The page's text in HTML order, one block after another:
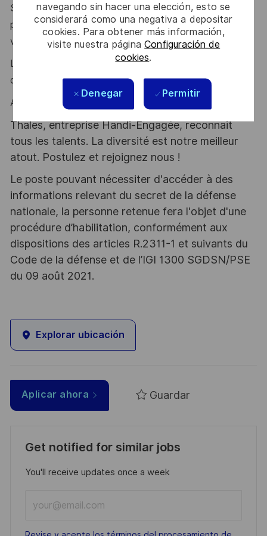
navegando sin hacer una elección, esto se
considerará como una negativa a depositar
cookies. Para obtener más información,
visite nuestra páginaConfiguración de
cookies.
Denegar Permitir
Si vous aimez les défis techniques, apprendre en
permanence et travailler avec des experts passionnés,
vous êtes au bon endroit.
La maitrise de l'
, larigueur
des atouts que l'on vous reconnait ?
Alors ce poste est fait pour vous !
Thales, entreprise Handi-Engagée, reconnait
tous les talents. La diversité est notre meilleur
atout. Postulez et rejoignez nous !
Le poste pouvant nécessiter d'accéder à des
informations relevant du secret de la défense
nationale, la personne retenue fera l'objet d'une
procédure d’habilitation, conformément aux
dispositions des articles R.2311-1 et suivants du
Code de la défense et de l’IGI 1300 SGDSN/PSE
du 09 août 2021.
Explorar ubicación
Aplicar ahora Guardar
Get notified for similar jobs
You'll receive updates once a week
Email
address
Required